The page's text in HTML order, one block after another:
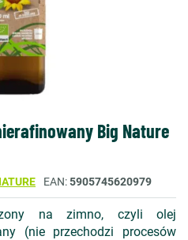
Big Nature
EAN 5905745620979
na zimno, czyli olej
(nie przechodzi procesów